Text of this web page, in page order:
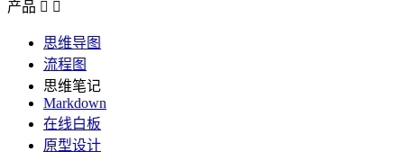
产品  
思维导图
流程图
思维笔记
Markdown
在线白板
原型设计